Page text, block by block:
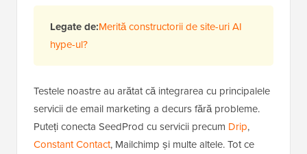
Legate de:Merită constructorii de site-uri AI
hype-ul?
Testele noastre au arătat că integrarea cu principalele
servicii de email marketing a decurs fără probleme.
Puteți conecta SeedProd cu servicii precum Drip,
Constant Contact, Mailchimp și multe altele. Tot ce